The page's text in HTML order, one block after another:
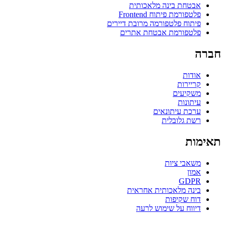
אבטחת בינה מלאכותית
פלטפורמת פיתוח Frontend
פיתוח פלטפורמה מרובת דיירים
פלטפורמת אבטחת אתרים
חברה
אודות
קריירות
משקיעים
עיתונות
ערכת עיתונאים
רשת גלובלית
תאימות
משאבי ציות
אמון
GDPR
בינה מלאכותית אחראית
דוח שקיפות
דיווח על שימוש לרעה